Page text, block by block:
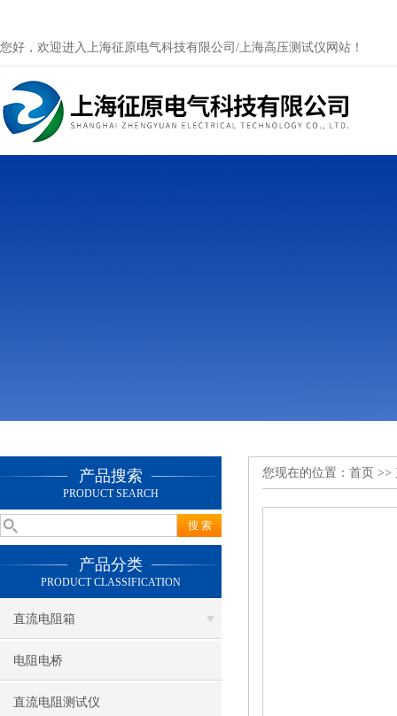
您好，欢迎进入上海征原电气科技有限公司/上海高压测试仪网站！
产品搜索
PRODUCT SEARCH
产品分类
PRODUCT CLASSIFICATION
直流电阻箱
电阻电桥
直流电阻测试仪
您现在的位置： 首页 >>